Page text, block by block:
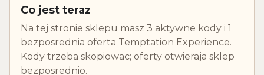
Co jest teraz
Na tej stronie sklepu masz 3 aktywne kody i 1
bezposrednia oferta Temptation Experience.
Kody trzeba skopiowac; oferty otwieraja sklep
bezposrednio.